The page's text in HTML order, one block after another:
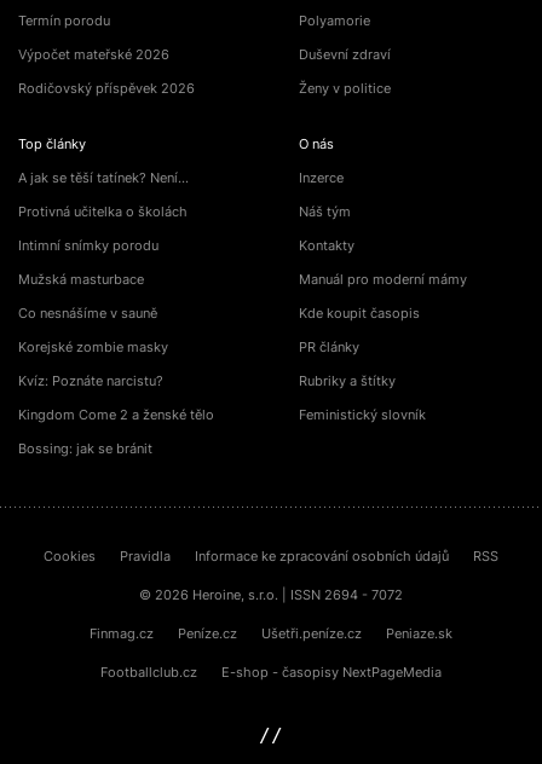
Termín porodu
Výpočet mateřské 2026
Rodičovský příspěvek 2026
Top články
A jak se těší tatínek? Není…
Protivná učitelka o školách
Intimní snímky porodu
Mužská masturbace
Co nesnášíme v sauně
Korejské zombie masky
Kvíz: Poznáte narcistu?
Kingdom Come 2 a ženské tělo
Bossing: jak se bránit
Polyamorie
Duševní zdraví
Ženy v politice
O nás
Inzerce
Náš tým
Kontakty
Manuál pro moderní mámy
Kde koupit časopis
PR články
Rubriky a štítky
Feministický slovník
Cookies Pravidla Informace ke zpracování osobních údajů RSS
© 2026 Heroine, s.r.o. | ISSN 2694 - 7072
Finmag.cz Peníze.cz Ušetři.peníze.cz Peniaze.sk
Footballclub.cz E-shop - časopisy NextPageMedia